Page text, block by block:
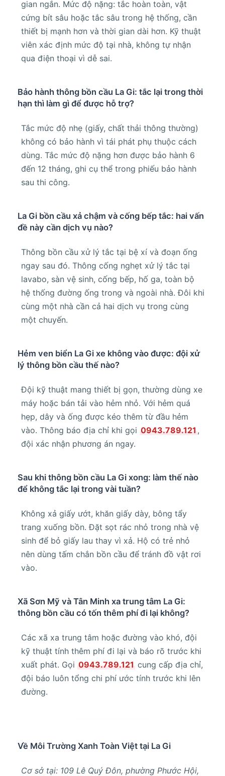
gian ngắn. Mức độ nặng: tắc hoàn toàn, vật
cứng bít sâu hoặc tắc sâu trong hệ thống, cần
thiết bị mạnh hơn và thời gian dài hơn. Kỹ thuật
viên xác định mức độ tại nhà, không tự nhận
qua điện thoại vì dễ sai.
Bảo hành thông bồn cầu La Gi: tắc lại trong thời
hạn thì làm gì để được hỗ trợ?
Tắc mức độ nhẹ (giấy, chất thải thông thường)
không có bảo hành vì tái phát phụ thuộc cách
dùng. Tắc mức độ nặng hơn được bảo hành 6
đến 12 tháng, ghi cụ thể trong phiếu bảo hành
sau thi công.
La Gi bồn cầu xả chậm và cống bếp tắc: hai vấn
đề này cần dịch vụ nào?
Thông bồn cầu xử lý tắc tại bệ xí và đoạn ống
ngay sau đó. Thông cống nghẹt xử lý tắc tại
lavabo, sàn vệ sinh, cống bếp, hố ga, toàn bộ
hệ thống đường ống trong và ngoài nhà. Đôi khi
cùng một nhà cần cả hai dịch vụ trong cùng
một chuyến.
Hẻm ven biển La Gi xe không vào được: đội xử
lý thông bồn cầu thế nào?
Đội kỹ thuật mang thiết bị gọn, thường dùng xe
máy hoặc bán tải vào hẻm nhỏ. Với hẻm quá
hẹp, dây và ống được kéo thêm từ đầu hẻm
vào. Thông báo địa chỉ khi gọi 0943.789.121 ,
đội xác nhận phương án ngay.
Sau khi thông bồn cầu La Gi xong: làm thế nào
để không tắc lại trong vài tuần?
Không xả giấy ướt, khăn giấy dày, bông tẩy
trang xuống bồn. Đặt sọt rác nhỏ trong nhà vệ
sinh để bỏ giấy lau thay vì xả. Hộ có trẻ nhỏ
nên dùng tấm chắn bồn cầu để tránh đồ vật rơi
vào.
Xã Sơn Mỹ và Tân Minh xa trung tâm La Gi:
thông bồn cầu có tốn thêm phí đi lại không?
Các xã xa trung tâm hoặc đường vào khó, đội
kỹ thuật tính thêm phí đi lại và báo rõ trước khi
xuất phát. Gọi 0943.789.121 cung cấp địa chỉ,
đội báo luôn tổng chi phí ước tính trước khi lên
đường.
Về Môi Trường Xanh Toàn Việt tại La Gi
Cơ sở tại: 109 Lê Quý Đôn, phường Phước Hội,